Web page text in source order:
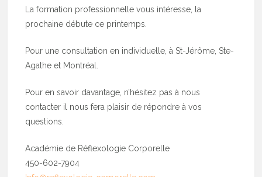
La formation professionnelle vous intéresse, la
prochaine débute ce printemps.
Pour une consultation en individuelle, à St-Jérôme, Ste-
Agathe et Montréal.
Pour en savoir davantage, n’hésitez pas à nous
contacter il nous fera plaisir de répondre à vos
questions.
Académie de Réflexologie Corporelle
450-602-7904